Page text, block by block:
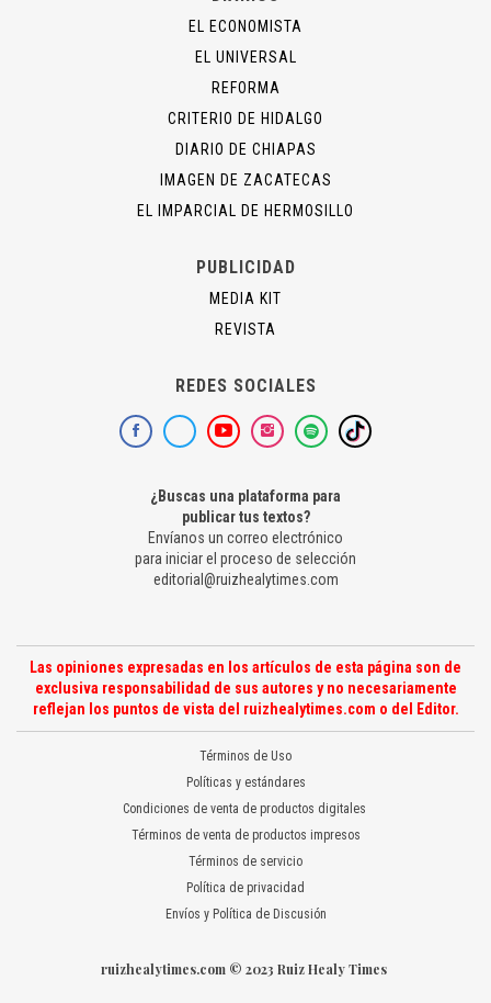
EL ECONOMISTA
EL UNIVERSAL
REFORMA
CRITERIO DE HIDALGO
DIARIO DE CHIAPAS
IMAGEN DE ZACATECAS
EL IMPARCIAL DE HERMOSILLO
PUBLICIDAD
MEDIA KIT
REVISTA
REDES SOCIALES
¿Buscas una plataforma para
publicar tus textos?
Envíanos un correo electrónico
para iniciar el proceso de selección
editorial@ruizhealytimes.com
Las opiniones expresadas en los artículos de esta página son de
exclusiva responsabilidad de sus autores y no necesariamente
reflejan los puntos de vista del ruizhealytimes.com o del Editor.
Términos de Uso
Políticas y estándares
Condiciones de venta de productos digitales
Términos de venta de productos impresos
Términos de servicio
Política de privacidad
Envíos y Política de Discusión
ruizhealytimes.com © 2023 Ruiz Healy Times